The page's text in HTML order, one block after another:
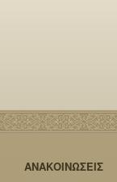
ΑΝΑΚΟΙΝΩΣΕΙΣ